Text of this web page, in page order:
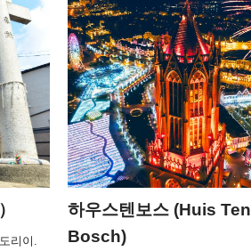
리이.
하우스텐보스 (Huis Ten
Bosch)